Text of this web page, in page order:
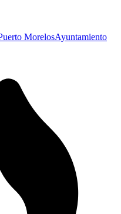
MorelosAyuntamiento